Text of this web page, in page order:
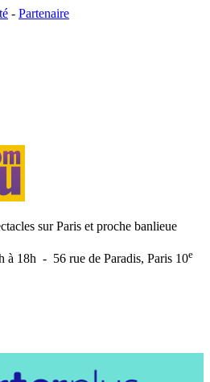
- Partenaire
sur Paris et proche banlieue
à 18h - 56 rue de Paradis, Paris 10e